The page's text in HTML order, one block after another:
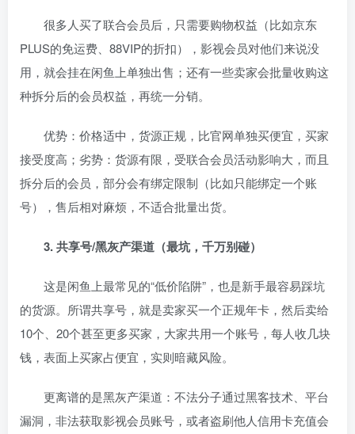
很多人买了联合会员后，只需要购物权益（比如京东
PLUS的免运费、88VIP的折扣），影视会员对他们来说没
用，就会挂在闲鱼上单独出售；还有一些卖家会批量收购这
种拆分后的会员权益，再统一分销。
优势：价格适中，货源正规，比官网单独买便宜，买家
接受度高；劣势：货源有限，受联合会员活动影响大，而且
拆分后的会员，部分会有绑定限制（比如只能绑定一个账
号），售后相对麻烦，不适合批量出货。
3. 共享号/黑灰产渠道（最坑，千万别碰）
这是闲鱼上最常见的“低价陷阱”，也是新手最容易踩坑
的货源。所谓共享号，就是卖家买一个正规年卡，然后卖给
10个、20个甚至更多买家，大家共用一个账号，每人收几块
钱，表面上买家占便宜，实则暗藏风险。
更离谱的是黑灰产渠道：不法分子通过黑客技术、平台
漏洞，非法获取影视会员账号，或者盗刷他人信用卡充值会